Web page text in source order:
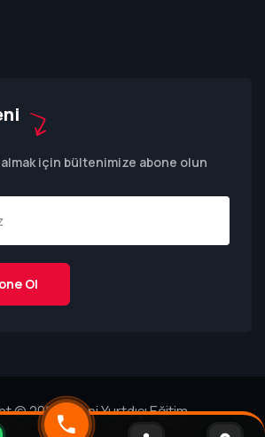
için bültenimize abone olun
© 2025 | Runi Yurtdışı Eğitim